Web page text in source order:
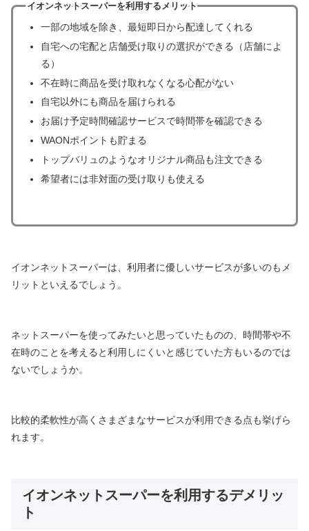
イオンネットスーパーを利用するメリット
一部の地域を除き、最短即日から配達してくれる
自宅への宅配と店舗受け取りの選択ができる（店舗によ
る）
不在時に商品を受け取れなくなる心配がない
自宅以外にも商品を届けられる
お届け予定時間確認サービスで時間帯を確認できる
WAONポイントも貯まる
トップバリュのようなオリジナル商品も注文できる
希望者には非対面の受け取りも使える
イオンネットスーパーは、利用者に優しいサービスが多いのもメ
リットといえるでしょう。
ネットスーパーを使ってみたいと思っていたものの、時間帯や不
在時のことを考えると利用しにくいと感じていた方もいるのでは
ないでしょうか。
比較的柔軟性が高くさまざまなサービスが利用できる点も挙げら
れます。
イオンネットスーパーを利用するデメリッ
ト